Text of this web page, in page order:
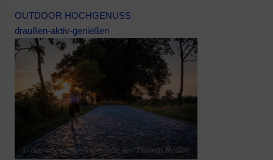
OUTDOOR HOCHGENUSS
draußen-aktiv-genießen